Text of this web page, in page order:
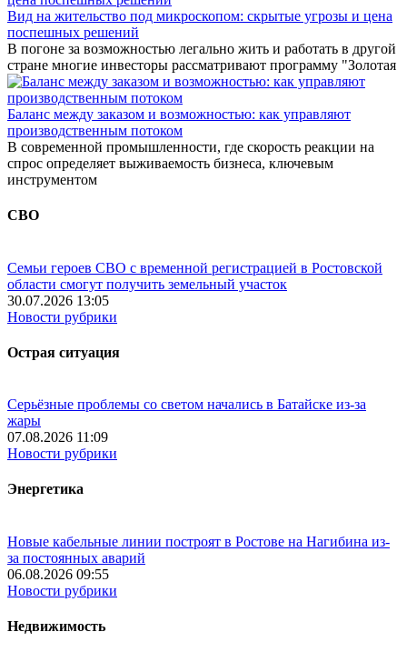
Вид на жительство под микроскопом: скрытые угрозы и цена
поспешных решений
В погоне за возможностью легально жить и работать в другой
стране многие инвесторы рассматривают программу "Золотая
Баланс между заказом и возможностью: как управляют
производственным потоком
В современной промышленности, где скорость реакции на
спрос определяет выживаемость бизнеса, ключевым
инструментом
СВО
Семьи героев СВО с временной регистрацией в Ростовской
области смогут получить земельный участок
30.07.2026 13:05
Новости рубрики
Острая ситуация
Серьёзные проблемы со светом начались в Батайске из-за
жары
07.08.2026 11:09
Новости рубрики
Энергетика
Новые кабельные линии построят в Ростове на Нагибина из-
за постоянных аварий
06.08.2026 09:55
Новости рубрики
Недвижимость